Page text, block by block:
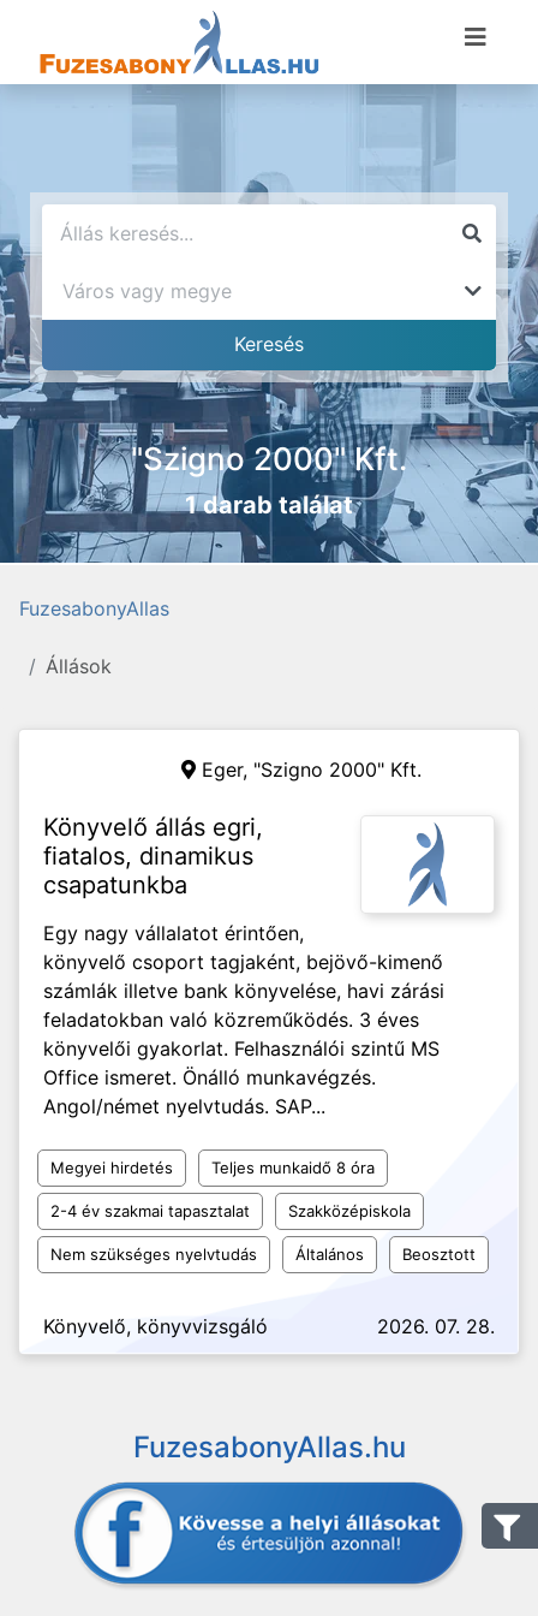
"Szigno 2000" Kft.
1 darab találat
FuzesabonyAllas
Állások
Eger, "Szigno 2000" Kft.
Könyvelő állás egri,
fiatalos, dinamikus
csapatunkba
Egy nagy vállalatot érintően,
könyvelő csoport tagjaként, bejövő-kimenő
számlák illetve bank könyvelése, havi zárási
feladatokban való közreműködés. 3 éves
könyvelői gyakorlat. Felhasználói szintű MS
Office ismeret. Önálló munkavégzés.
Angol/német nyelvtudás. SAP...
Megyei hirdetés Teljes munkaidő 8 óra
2-4 év szakmai tapasztalat Szakközépiskola
Nem szükséges nyelvtudás Általános Beosztott
Könyvelő, könyvvizsgáló 2026. 07. 28.
FuzesabonyAllas.hu